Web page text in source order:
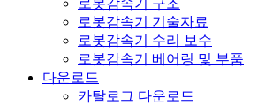
로봇감속기 구조
로봇감속기 기술자료
로봇감속기 수리 보수
로봇감속기 베어링 및 부품
다운로드
카탈로그 다운로드